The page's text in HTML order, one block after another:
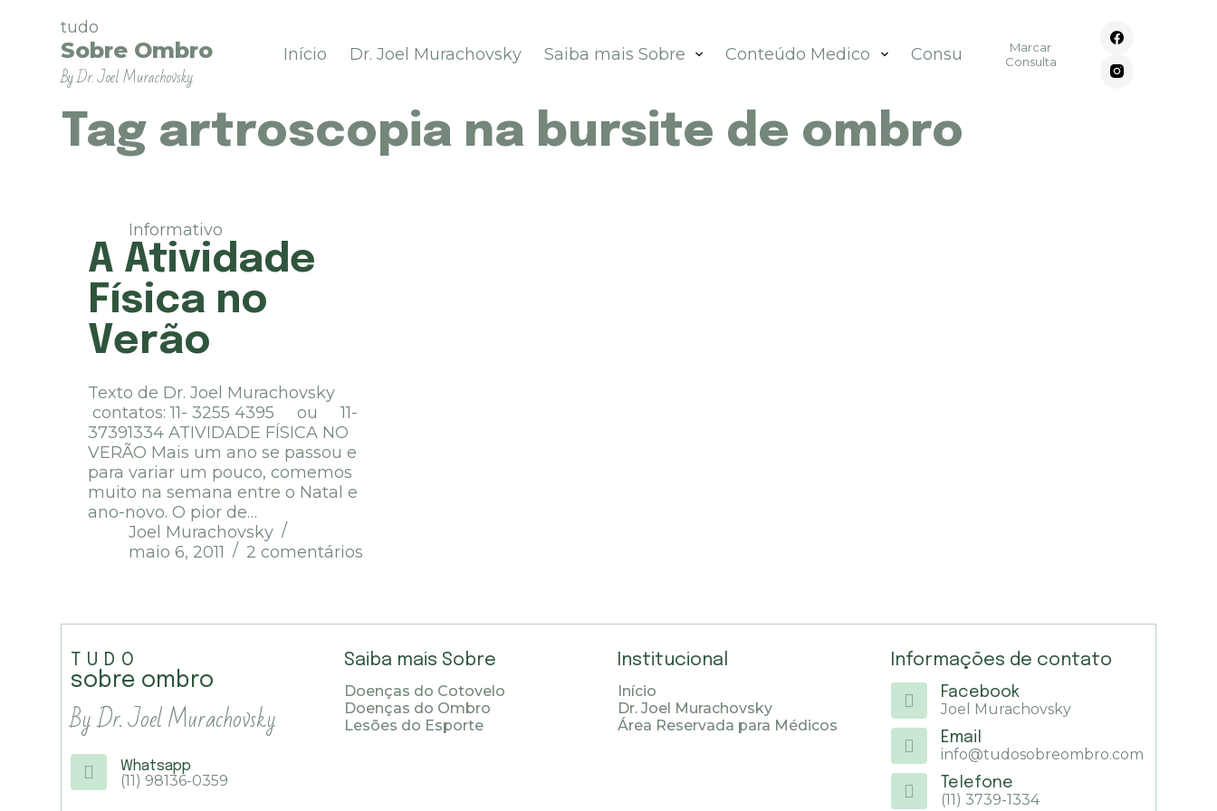
tudo
Sobre Ombro
By Dr. Joel Murachovsky
Início Dr. Joel Murachovsky Saiba mais Sobre Conteúdo Medico Consultórios Contato
Marcar
Consulta
Tag artroscopia na bursite de ombro
Informativo
A Atividade
Física no
Verão
Texto de Dr. Joel Murachovsky
contatos: 11- 3255 4395 ou 11-
37391334 ATIVIDADE FÍSICA NO
VERÃO Mais um ano se passou e
para variar um pouco, comemos
muito na semana entre o Natal e
ano-novo. O pior de…
Joel Murachovsky
maio 6, 2011
2 comentários
TUDO
sobre ombro
By Dr. Joel Murachovsky
Whatsapp
(11) 98136-0359
Saiba mais Sobre
Doenças do Cotovelo
Doenças do Ombro
Lesões do Esporte
Institucional
Início
Dr. Joel Murachovsky
Área Reservada para Médicos
Informações de contato
Facebook
Joel Murachovsky
Email
info@tudosobreombro.com
Telefone
(11) 3739-1334